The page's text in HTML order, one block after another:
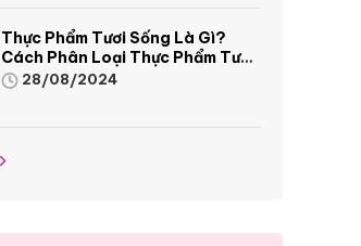
Thực Phẩm Tươi Sống Là Gì?
Cách Phân Loại Thực Phẩm Tươi
Sống28/08/2024